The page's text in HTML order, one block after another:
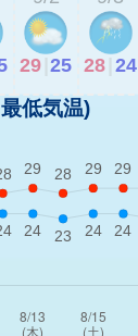
29 25 28 24
低気温)